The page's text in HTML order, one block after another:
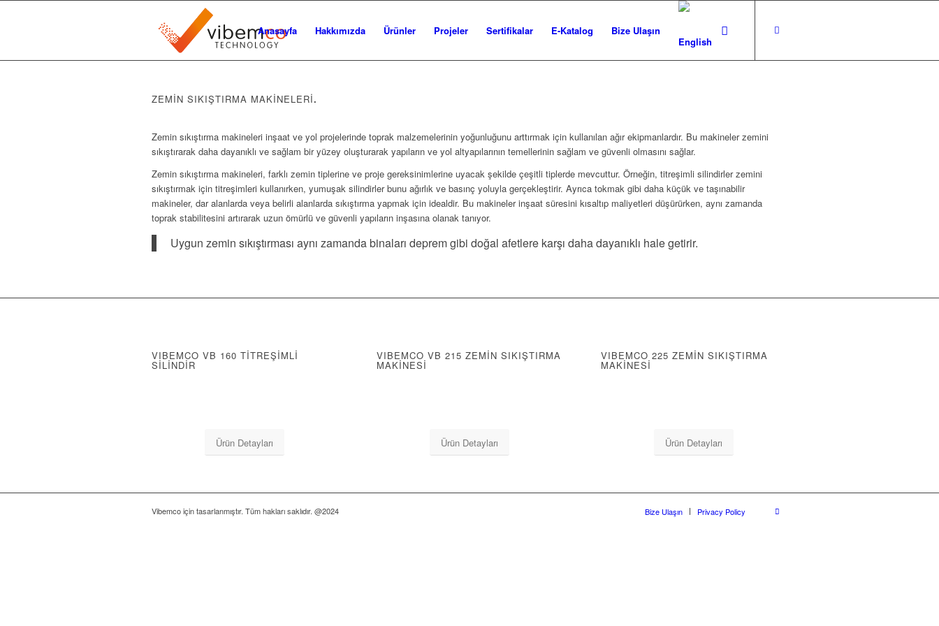
Anasayfa Hakkımızda Ürünler Projeler Sertifikalar E-Katalog Bize Ulaşın
ZEMİN SIKIŞTIRMA MAKİNELERİ.
Zemin sıkıştırma makineleri inşaat ve yol projelerinde toprak malzemelerinin yoğunluğunu arttırmak için kullanılan ağır ekipmanlardır. Bu makineler zemini
sıkıştırarak daha dayanıklı ve sağlam bir yüzey oluşturarak yapıların ve yol altyapılarının temellerinin sağlam ve güvenli olmasını sağlar.
Zemin sıkıştırma makineleri, farklı zemin tiplerine ve proje gereksinimlerine uyacak şekilde çeşitli tiplerde mevcuttur. Örneğin, titreşimli silindirler zemini
sıkıştırmak için titreşimleri kullanırken, yumuşak silindirler bunu ağırlık ve basınç yoluyla gerçekleştirir. Ayrıca tokmak gibi daha küçük ve taşınabilir
makineler, dar alanlarda veya belirli alanlarda sıkıştırma yapmak için idealdir. Bu makineler inşaat süresini kısaltıp maliyetleri düşürürken, aynı zamanda
toprak stabilitesini artırarak uzun ömürlü ve güvenli yapıların inşasına olanak tanıyor.
Uygun zemin sıkıştırması aynı zamanda binaları deprem gibi doğal afetlere karşı daha dayanıklı hale getirir.
VIBEMCO VB 160 TİTREŞİMLİ
SİLİNDİR
Ürün Detayları
VIBEMCO VB 215 ZEMİN SIKIŞTIRMA
MAKİNESİ
Ürün Detayları
VIBEMCO 225 ZEMİN SIKIŞTIRMA
MAKİNESİ
Ürün Detayları
Vibemco için tasarlanmıştır. Tüm hakları saklıdır. @2024 Bize Ulaşın Privacy Policy